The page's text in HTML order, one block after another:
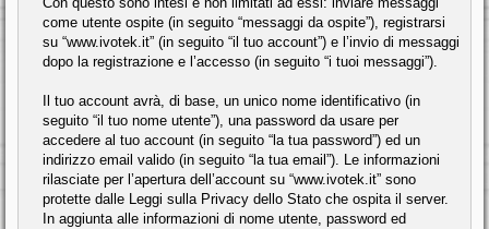
come utente ospite (in seguito “messaggi da ospite”), registrarsi
su “www.ivotek.it” (in seguito “il tuo account”) e l’invio di messaggi
dopo la registrazione e l’accesso (in seguito “i tuoi messaggi”).
Il tuo account avrà, di base, un unico nome identificativo (in
seguito “il tuo nome utente”), una password da usare per
accedere al tuo account (in seguito “la tua password”) ed un
indirizzo email valido (in seguito “la tua email”). Le informazioni
rilasciate per l’apertura dell’account su “www.ivotek.it” sono
protette dalle Leggi sulla Privacy dello Stato che ospita il server.
In aggiunta alle informazioni di nome utente, password ed